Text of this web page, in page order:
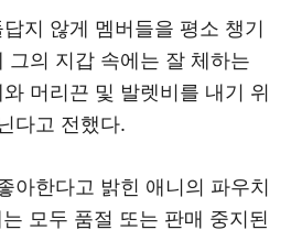
지 않게 멤버들을 평소 챙기
그의 지갑 속에는 잘 체하는
머리끈 및 발렛비를 내기 위
다고 전했다.
아한다고 밝힌 애니의 파우치
모두 품절 또는 판매 중지된